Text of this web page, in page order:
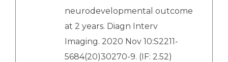
neurodevelopmental outcome
at 2 years. Diagn Interv
Imaging. 2020 Nov 10:S2211-
5684(20)30270-9. (IF: 2.52)